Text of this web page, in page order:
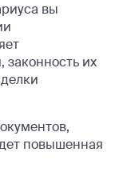
вы
законность их
повышенная